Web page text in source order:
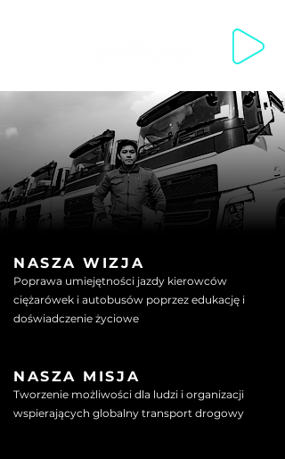
NASZA WIZJA
Poprawa umiejętności jazdy kierowców
ciężarówek i autobusów poprzez edukację i
doświadczenie życiowe
NASZA MISJA
Tworzenie możliwości dla ludzi i organizacji
wspierających globalny transport drogowy